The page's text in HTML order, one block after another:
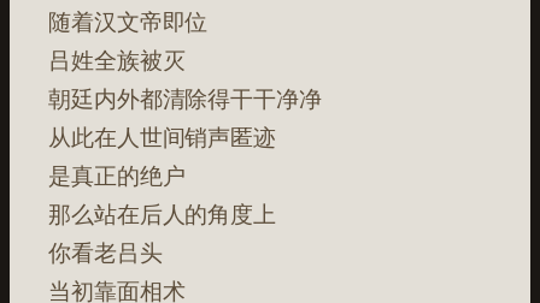
随着汉文帝即位
吕姓全族被灭
朝廷内外都清除得干干净净
从此在人世间销声匿迹
是真正的绝户
那么站在后人的角度上
你看老吕头
当初靠面相术